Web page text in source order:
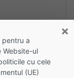
pentru a
Website-ul
cu cele
(UE)
×